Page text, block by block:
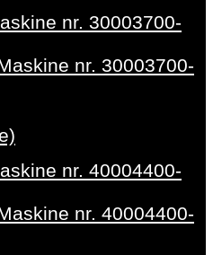
nr. 30003700-
nr. 30003700-
nr. 40004400-
nr. 40004400-